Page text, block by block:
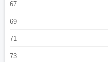
67
69
71
73